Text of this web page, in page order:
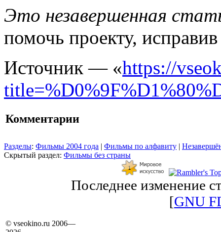
Это незавершенная
помочь проекту,
Источник — «https://
Комментарии
Разделы: Фильмы 2004 года | Фильмы по алфавиту |
Скрытый раздел: Фильмы без страны
Последнее изменение
[GNU
© vseokino.ru 2006—